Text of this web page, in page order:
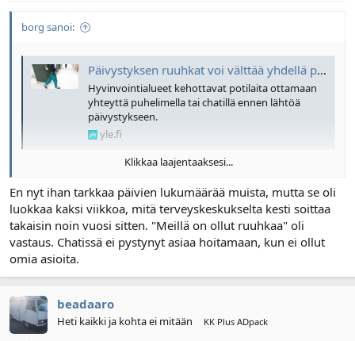
borg sanoi:
Päivystyksen ruuhkat voi välttää yhdellä puhelulla – lääkäri ihmettelee, miksi potilaat eivät soita
Hyvinvointialueet kehottavat potilaita ottamaan
yhteyttä puhelimella tai chatillä ennen lähtöä
päivystykseen.
yle.fi
chattia.
Klikkaa laajentaaksesi...
En nyt ihan tarkkaa päivien lukumäärää muista, mutta se oli
luokkaa kaksi viikkoa, mitä terveyskeskukselta kesti soittaa
takaisin noin vuosi sitten. "Meillä on ollut ruuhkaa" oli
vastaus. Chatissä ei pystynyt asiaa hoitamaan, kun ei ollut
omia asioita.
beadaaro
Heti kaikki ja kohta ei mitään KK Plus ADpack